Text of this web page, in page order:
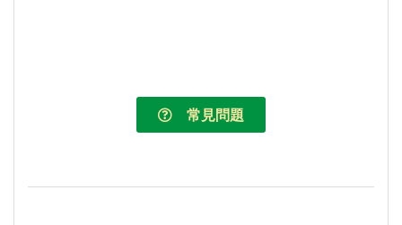
常見問題